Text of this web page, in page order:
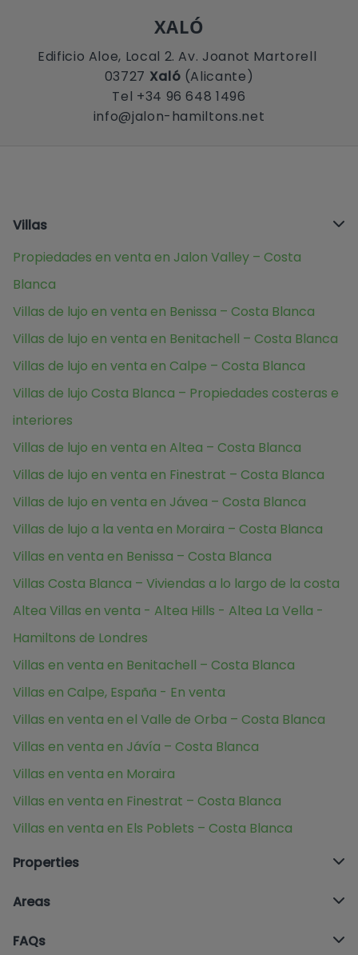
XALÓ
Edificio Aloe, Local 2. Av. Joanot Martorell
03727 Xaló (Alicante)
Tel +34 96 648 1496
info@jalon-hamiltons.net
Villas
Propiedades en venta en Jalon Valley – Costa
Blanca
Villas de lujo en venta en Benissa – Costa Blanca
Villas de lujo en venta en Benitachell – Costa Blanca
Villas de lujo en venta en Calpe – Costa Blanca
Villas de lujo Costa Blanca – Propiedades costeras e
interiores
Villas de lujo en venta en Altea – Costa Blanca
Villas de lujo en venta en Finestrat – Costa Blanca
Villas de lujo en venta en Jávea – Costa Blanca
Villas de lujo a la venta en Moraira – Costa Blanca
Villas en venta en Benissa – Costa Blanca
Villas Costa Blanca – Viviendas a lo largo de la costa
Altea Villas en venta - Altea Hills - Altea La Vella -
Hamiltons de Londres
Villas en venta en Benitachell – Costa Blanca
Villas en Calpe, España - En venta
Villas en venta en el Valle de Orba – Costa Blanca
Villas en venta en Jávía – Costa Blanca
Villas en venta en Moraira
Villas en venta en Finestrat – Costa Blanca
Villas en venta en Els Poblets – Costa Blanca
Properties
Areas
FAQs